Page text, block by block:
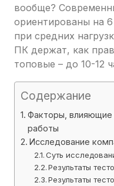
вообще?
ориентированы на
при средних
ПК держат, как
топовые – до 10-12
Содержание
Факторы, влияющие
работы
Исследование
Суть
Результаты
Результаты